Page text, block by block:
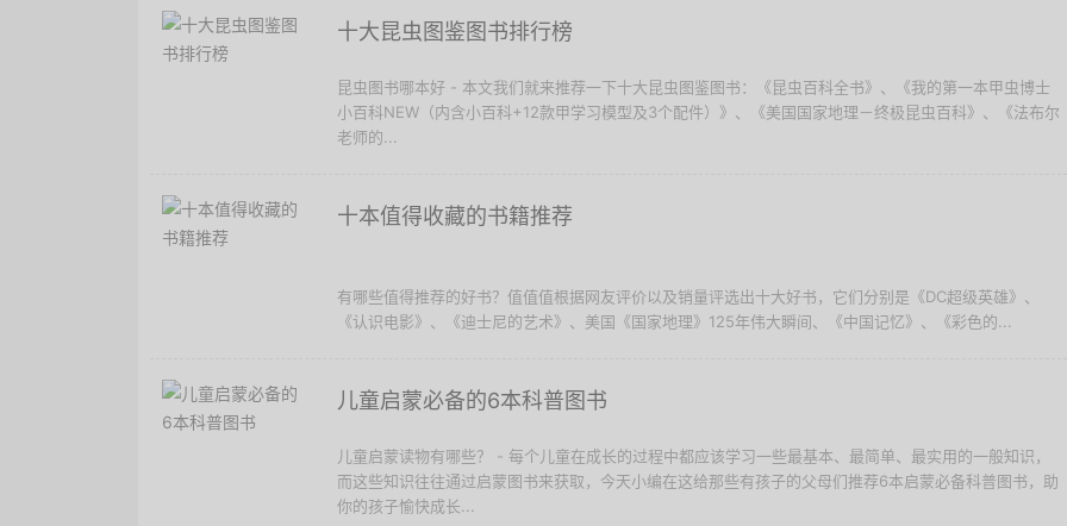
十大昆虫图鉴图书排行榜
昆虫图书哪本好 - 本文我们就来推荐一下十大昆虫图鉴图书：《昆虫百科全书》、《我的第一本甲虫博士
小百科NEW（内含小百科+12款甲学习模型及3个配件）》、《美国国家地理－终极昆虫百科》、《法布尔
老师的...
十本值得收藏的书籍推荐
有哪些值得推荐的好书？值值值根据网友评价以及销量评选出十大好书，它们分别是《DC超级英雄》、
《认识电影》、《迪士尼的艺术》、美国《国家地理》125年伟大瞬间、《中国记忆》、《彩色的...
儿童启蒙必备的6本科普图书
儿童启蒙读物有哪些？ - 每个儿童在成长的过程中都应该学习一些最基本、最简单、最实用的一般知识，
而这些知识往往通过启蒙图书来获取，今天小编在这给那些有孩子的父母们推荐6本启蒙必备科普图书，助
你的孩子愉快成长...